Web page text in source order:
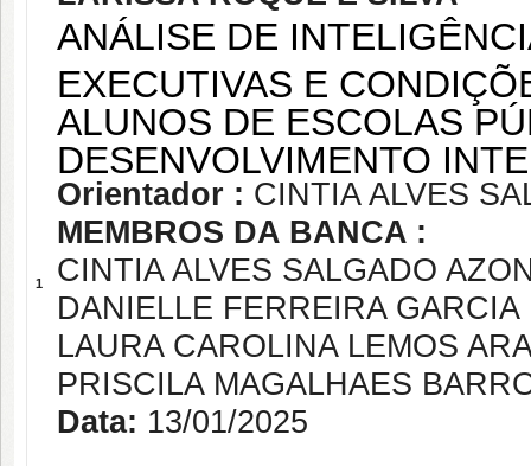
1
ANÁLISE DE
EXECUTIVAS E
ALUNOS DE ESCOLAS
DESENVOLVIMENTO
Orientador : CINTIA ALVES
MEMBROS DA BANCA :
CINTIA ALVES SALGADO
DANIELLE FERREIRA GARCIA
LAURA CAROLINA LEMOS
PRISCILA MAGALHAES
Data: 13/01/2025